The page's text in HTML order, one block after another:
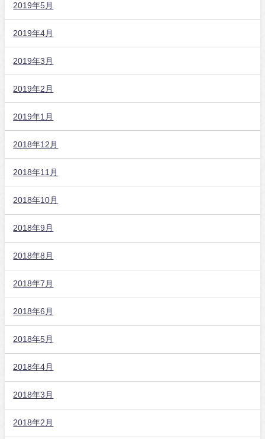
2019年5月
2019年4月
2019年3月
2019年2月
2019年1月
2018年12月
2018年11月
2018年10月
2018年9月
2018年8月
2018年7月
2018年6月
2018年5月
2018年4月
2018年3月
2018年2月